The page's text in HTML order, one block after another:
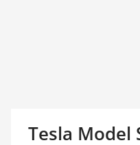
Tesla Model